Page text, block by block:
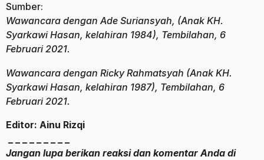
Sumber:
Wawancara dengan Ade Suriansyah, (Anak KH.
Syarkawi Hasan, kelahiran 1984), Tembilahan, 6
Februari 2021.
Wawancara dengan Ricky Rahmatsyah (Anak KH.
Syarkawi Hasan, kelahiran 1987), Tembilahan, 6
Februari 2021.
Editor: Ainu Rizqi
Jangan lupa berikan reaksi dan komentar Anda di